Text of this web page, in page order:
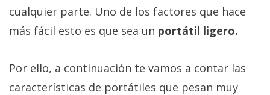
cualquier parte. Uno de los factores que hace
más fácil esto es que sea un portátil ligero.
Por ello, a continuación te vamos a contar las
características de portátiles que pesan muy